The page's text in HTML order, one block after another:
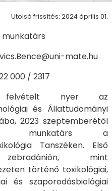
Utolsó frissítés: 2024 április 01.
munkatárs
mate.hu
000 / 2317
felvételt nyer az
és Állattudományi
2023 szeptemberétől
munkatárs a
Tanszéken. Első
mint
történő toxikológiai,
és szaporodásbiológiai